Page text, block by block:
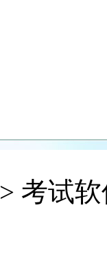
> 考试